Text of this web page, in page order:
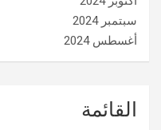
سبتمبر 2024
أغسطس 2024
القائمة